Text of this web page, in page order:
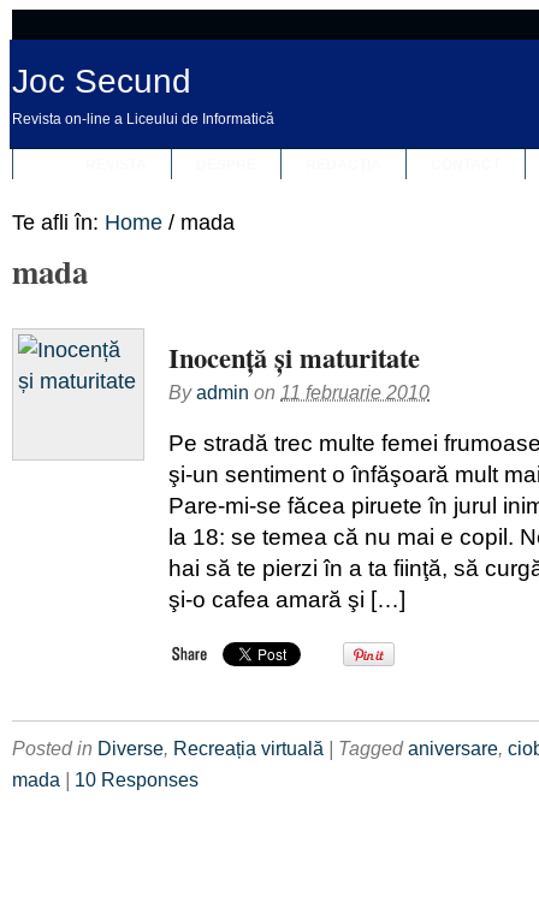
Joc Secund
Revista on-line a Liceului de Informatică
Te afli în: Home / mada
mada
Inocență și maturitate
Byadmin on 11 februarie 2010
Pe stradă trec multe femei
şi-un sentiment o înfăşoară mult
Pare-mi-se făcea piruete în jurul
la 18: se temea că nu mai e copil.
hai să te pierzi în a ta fiinţă, să
şi-o cafea amară şi […]
Posted in Diverse, Recreația virtuală | Taggedaniversare,
mada | 10 Responses